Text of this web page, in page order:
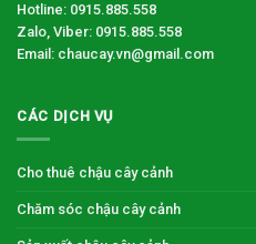
Hotline: 0915.885.558
Zalo, Viber: 0915.885.558
Email: chaucay.vn@gmail.com
CÁC DỊCH VỤ
Cho thuê chậu cây cảnh
Chăm sóc chậu cây cảnh